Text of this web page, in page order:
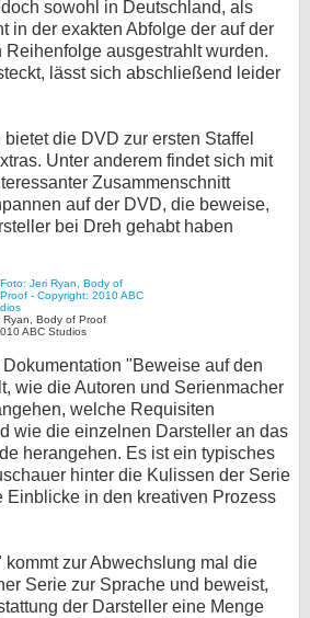
sowohl in Deutschland, als
in der exakten Abfolge der auf der
ausgestrahlt wurden.
lässt sich abschließend leider
die DVD zur ersten Staffel
Unter anderem findet sich mit
Zusammenschnitt
auf der DVD, die beweise,
bei Dreh gehabt haben
Ryan, Body of Proof
ABC Studios
Dokumentation "Beweise auf den
wie die Autoren und Serienmacher
welche Requisiten
wie die einzelnen Darsteller an das
herangehen. Es ist ein typisches
hinter die Kulissen der Serie
Einblicke in den kreativen Prozess
kommt zur Abwechslung mal die
Serie zur Sprache und beweist,
der Darsteller eine Menge